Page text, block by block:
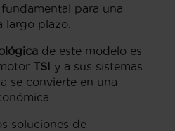
para una
largo plazo.
de este modelo es
TSI y a sus sistemas
se convierte en una
soluciones de